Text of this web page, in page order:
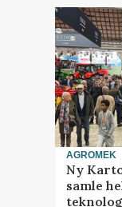
AGROMEK
Ny
samle